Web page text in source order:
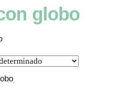
globo